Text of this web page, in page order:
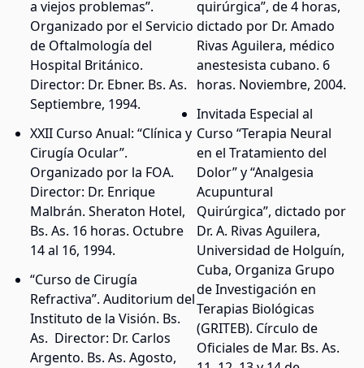
a viejos problemas”.
Organizado por el Servicio
de Oftalmología del
Hospital Británico.
Director: Dr. Ebner. Bs. As.
Septiembre, 1994.
XXII Curso Anual: “Clínica y
Cirugía Ocular”.
Organizado por la FOA.
Director: Dr. Enrique
Malbrán. Sheraton Hotel,
Bs. As. 16 horas. Octubre
14 al 16, 1994.
“Curso de Cirugía
Refractiva”. Auditorium del
Instituto de la Visión. Bs.
As. Director: Dr. Carlos
Argento. Bs. As. Agosto,
quirúrgica”, de 4 horas,
dictado por Dr. Amado
Rivas Aguilera, médico
anestesista cubano. 6
horas. Noviembre, 2004.
Invitada Especial al
Curso “Terapia Neural
en el Tratamiento del
Dolor” y “Analgesia
Acupuntural
Quirúrgica”, dictado por
Dr. A. Rivas Aguilera,
Universidad de Holguín,
Cuba, Organiza Grupo
de Investigación en
Terapias Biológicas
(GRITEB). Círculo de
Oficiales de Mar. Bs. As.